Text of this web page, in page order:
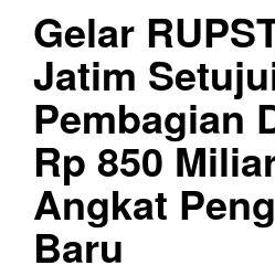
Gelar
Jatim
Pembagian
Rp 850
Angkat
Baru